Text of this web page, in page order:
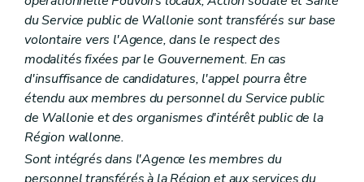
Section 2 Contrôle et sanctions
Art. 63
Art. 64
Art. 65
Titre I
er /1
Services d'aide et de soins aux personnes prostituées
Chapitre Ier
Dispositions générales
Art. 65/1
Art. 65/2
Art. 65/3
Chapitre II
Section 1re
Agrément
Sous-section 1re
Conditions
du Service public de Wallonie sont transférés sur base
volontaire vers l'Agence, dans le respect des
modalités fixées par le Gouvernement. En cas
d'insuffisance de candidatures, l'appel pourra être
étendu aux membres du personnel du Service public
de Wallonie et des organismes d'intérêt public de la
Région wallonne.
Sont intégrés dans l'Agence les membres du